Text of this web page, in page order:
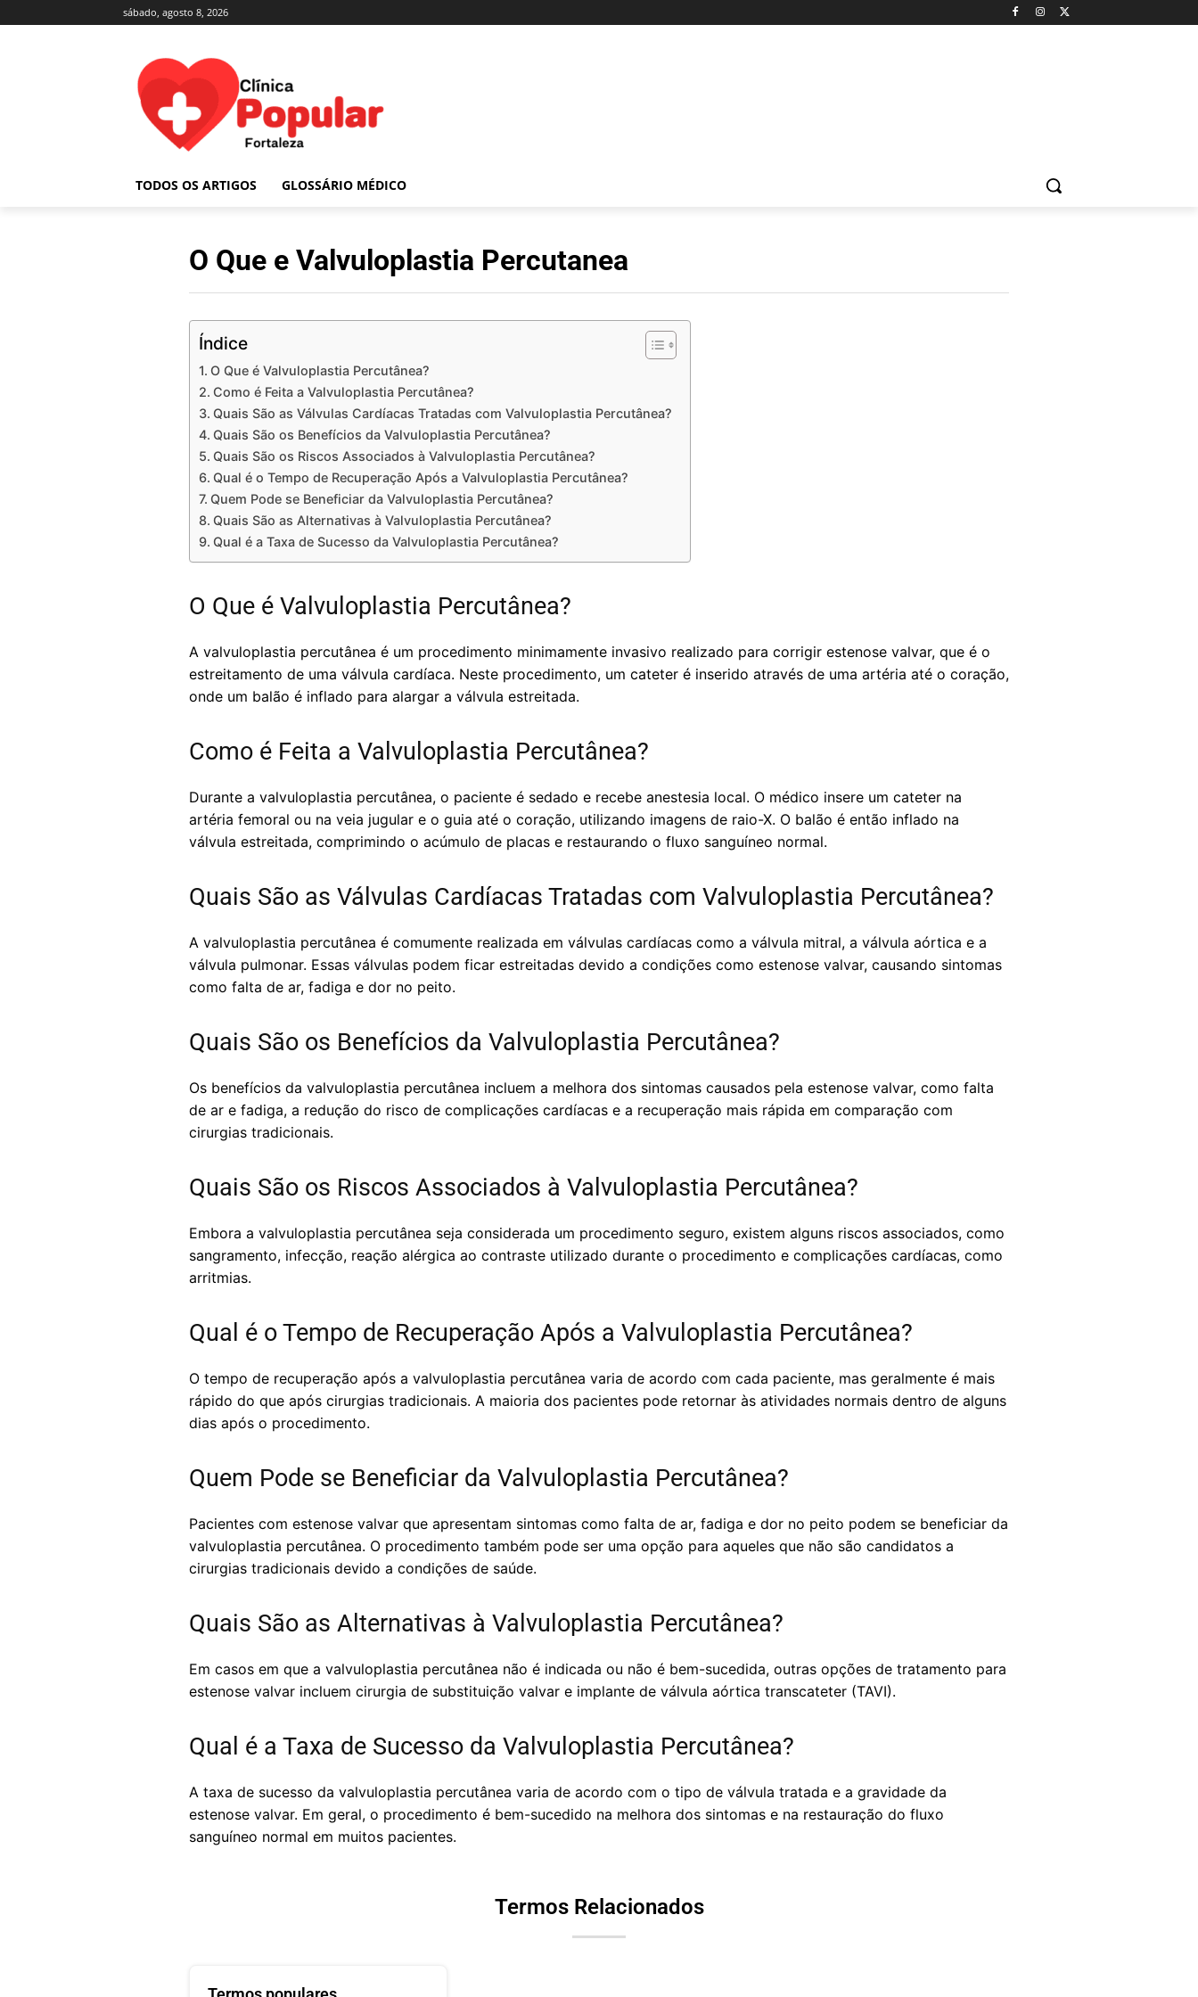
sábado, agosto 8, 2026
TODOS OS ARTIGOS GLOSSÁRIO MÉDICO
O Que e Valvuloplastia Percutanea
Índice
O Que é Valvuloplastia Percutânea?
Como é Feita a Valvuloplastia Percutânea?
Quais São as Válvulas Cardíacas Tratadas com Valvuloplastia Percutânea?
Quais São os Benefícios da Valvuloplastia Percutânea?
Quais São os Riscos Associados à Valvuloplastia Percutânea?
Qual é o Tempo de Recuperação Após a Valvuloplastia Percutânea?
Quem Pode se Beneficiar da Valvuloplastia Percutânea?
Quais São as Alternativas à Valvuloplastia Percutânea?
Qual é a Taxa de Sucesso da Valvuloplastia Percutânea?
O Que é Valvuloplastia Percutânea?
A valvuloplastia percutânea é um procedimento minimamente invasivo realizado para corrigir estenose valvar, que é o
estreitamento de uma válvula cardíaca. Neste procedimento, um cateter é inserido através de uma artéria até o coração,
onde um balão é inflado para alargar a válvula estreitada.
Como é Feita a Valvuloplastia Percutânea?
Durante a valvuloplastia percutânea, o paciente é sedado e recebe anestesia local. O médico insere um cateter na
artéria femoral ou na veia jugular e o guia até o coração, utilizando imagens de raio-X. O balão é então inflado na
válvula estreitada, comprimindo o acúmulo de placas e restaurando o fluxo sanguíneo normal.
Quais São as Válvulas Cardíacas Tratadas com Valvuloplastia Percutânea?
A valvuloplastia percutânea é comumente realizada em válvulas cardíacas como a válvula mitral, a válvula aórtica e a
válvula pulmonar. Essas válvulas podem ficar estreitadas devido a condições como estenose valvar, causando sintomas
como falta de ar, fadiga e dor no peito.
Quais São os Benefícios da Valvuloplastia Percutânea?
Os benefícios da valvuloplastia percutânea incluem a melhora dos sintomas causados pela estenose valvar, como falta
de ar e fadiga, a redução do risco de complicações cardíacas e a recuperação mais rápida em comparação com
cirurgias tradicionais.
Quais São os Riscos Associados à Valvuloplastia Percutânea?
Embora a valvuloplastia percutânea seja considerada um procedimento seguro, existem alguns riscos associados, como
sangramento, infecção, reação alérgica ao contraste utilizado durante o procedimento e complicações cardíacas, como
arritmias.
Qual é o Tempo de Recuperação Após a Valvuloplastia Percutânea?
O tempo de recuperação após a valvuloplastia percutânea varia de acordo com cada paciente, mas geralmente é mais
rápido do que após cirurgias tradicionais. A maioria dos pacientes pode retornar às atividades normais dentro de alguns
dias após o procedimento.
Quem Pode se Beneficiar da Valvuloplastia Percutânea?
Pacientes com estenose valvar que apresentam sintomas como falta de ar, fadiga e dor no peito podem se beneficiar da
valvuloplastia percutânea. O procedimento também pode ser uma opção para aqueles que não são candidatos a
cirurgias tradicionais devido a condições de saúde.
Quais São as Alternativas à Valvuloplastia Percutânea?
Em casos em que a valvuloplastia percutânea não é indicada ou não é bem-sucedida, outras opções de tratamento para
estenose valvar incluem cirurgia de substituição valvar e implante de válvula aórtica transcateter (TAVI).
Qual é a Taxa de Sucesso da Valvuloplastia Percutânea?
A taxa de sucesso da valvuloplastia percutânea varia de acordo com o tipo de válvula tratada e a gravidade da
estenose valvar. Em geral, o procedimento é bem-sucedido na melhora dos sintomas e na restauração do fluxo
sanguíneo normal em muitos pacientes.
Termos Relacionados